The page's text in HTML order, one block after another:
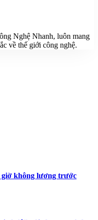
Nghệ Nhanh, luôn mang
về thế giới công nghệ.
giờ không lương trước